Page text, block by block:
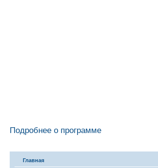
Подробнее о программе
Главная